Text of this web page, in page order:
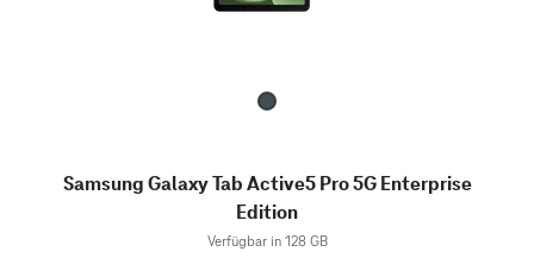
Samsung Galaxy Tab Active5 Pro 5G Enterprise
Edition
Verfügbar in 128 GB